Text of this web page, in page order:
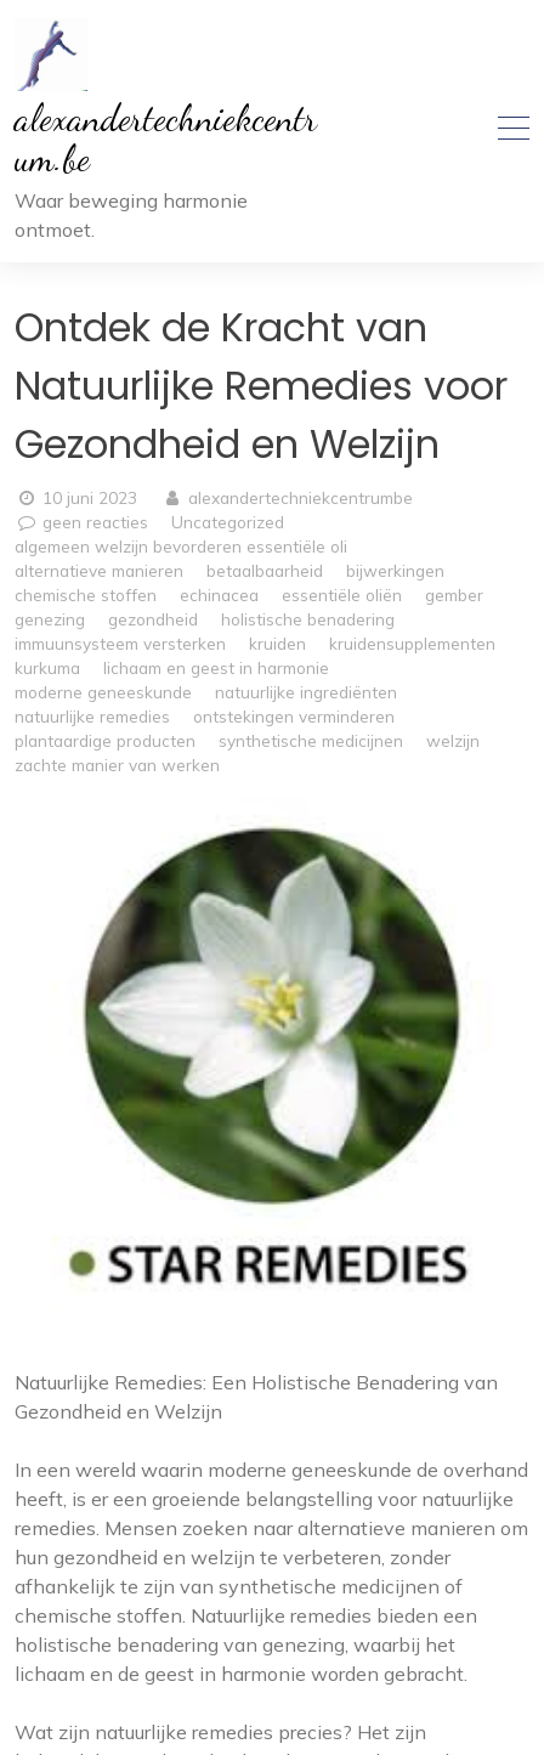
inhoud
alexandertechniekcentr
um.be
Waar beweging harmonie
ontmoet.
Ontdek de Kracht van
Natuurlijke Remedies voor
Gezondheid en Welzijn
10 juni 2023
alexandertechniekcentrumbe
geen reacties
Uncategorized
algemeen welzijn bevorderen essentiële oli
alternatieve manieren
betaalbaarheid
bijwerkingen
chemische stoffen
echinacea essentiële oliën
gember
genezing
gezondheid
holistische benadering
immuunsysteem versterken
kruiden
kruidensupplementen
kurkuma
lichaam en geest in harmonie
moderne geneeskunde
natuurlijke ingrediënten
natuurlijke remedies
ontstekingen verminderen
plantaardige producten
synthetische medicijnen
welzijn
zachte manier van werken
Natuurlijke Remedies: Een Holistische Benadering van
Gezondheid en Welzijn
In een wereld waarin moderne geneeskunde de overhand
heeft, is er een groeiende belangstelling voor natuurlijke
remedies. Mensen zoeken naar alternatieve manieren om
hun gezondheid en welzijn te verbeteren, zonder
afhankelijk te zijn van synthetische medicijnen of
chemische stoffen. Natuurlijke remedies bieden een
holistische benadering van genezing, waarbij het
lichaam en de geest in harmonie worden gebracht.
Wat zijn natuurlijke remedies precies? Het zijn